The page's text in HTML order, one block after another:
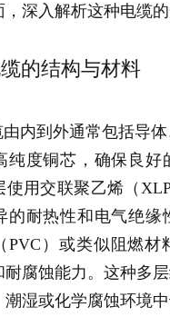
深入解析这种电缆的
的结构与材料
内到外通常包括导体
纯度铜芯，确保良好
使用交联聚乙烯（
的耐热性和电气绝缘
PVC）或类似阻燃材
耐腐蚀能力。这种多
湿或化学腐蚀环境中